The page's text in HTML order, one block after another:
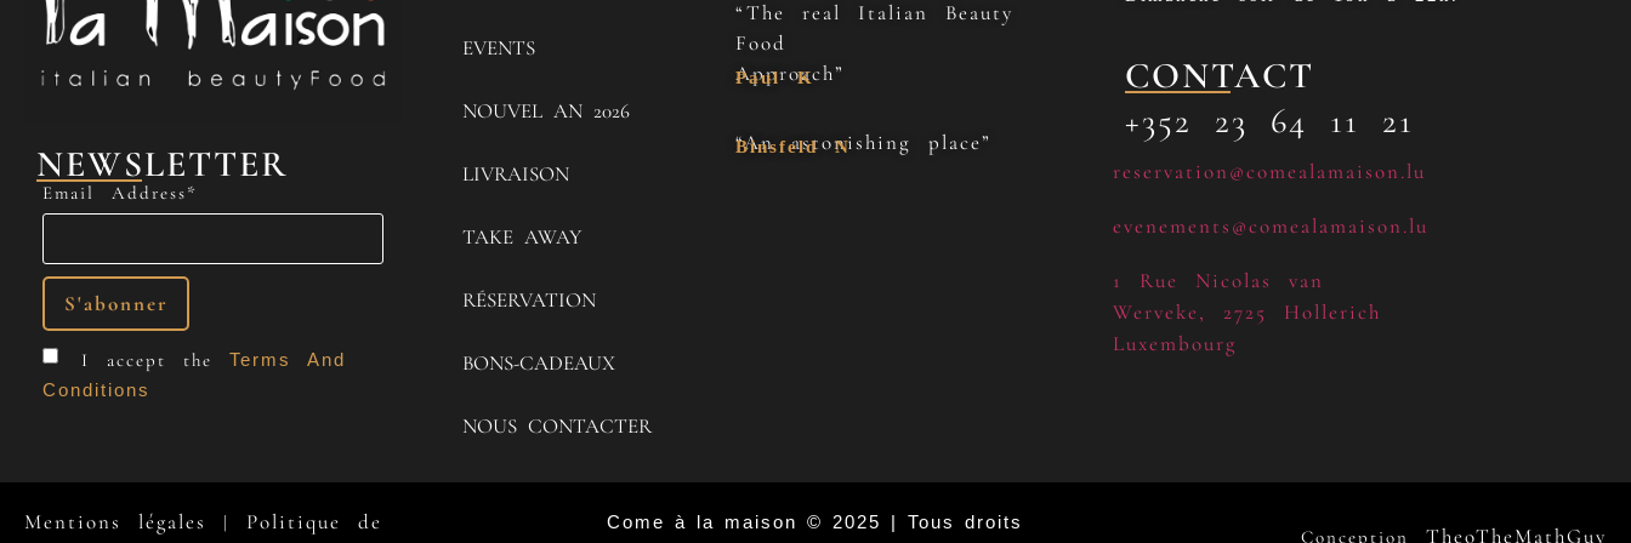
NEWSLETTER
Email Address*
I accept the Terms And
Conditions
EVENTS
NOUVEL AN 2026
LIVRAISON
TAKE AWAY
RÉSERVATION
BONS-CADEAUX
NOUS CONTACTER
“The real Italian Beauty
Food
Approach”
Paul K
“An astonishing place”
Binsfeld N
CONTACT
+352 23 64 11 21
reservation@comealamaison.lu
evenements@comealamaison.lu
1 Rue Nicolas van
Werveke, 2725 Hollerich
Luxembourg
Mentions légales | Politique de
Come à la maison © 2025 | Tous droits
Conception TheoTheMathGuy